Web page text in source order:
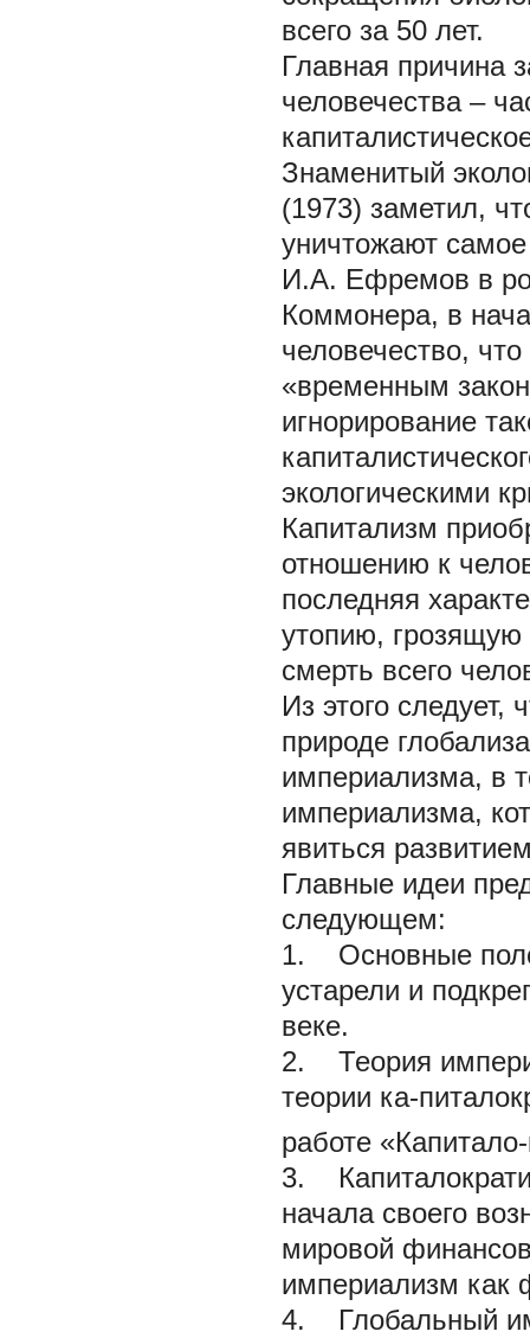
всего за 50 лет.
Главная причина
человечества –
Знаменитый
(1973) заметил,
уничтожают самое
И.А. Ефремов в
Коммонера, в
человечество,
«временным
игнорирование
экологическими
Капитализм
отношению к
последняя
утопию, грозящую
смерть всего
Из этого следует,
природе
империализма, в
империализма,
явиться
Главные идеи
следующем:
1. Основные
устарели и
веке.
2. Теория
теории ка-
работе
3.
начала своего
мировой
империализм как
4. Глобальный